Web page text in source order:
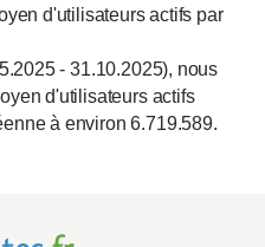
d'utilisateurs actifs par
- 31.10.2025), nous
d'utilisateurs actifs
à environ 6.719.589.